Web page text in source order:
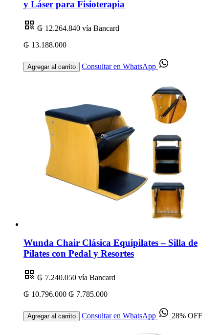
y Láser para Fisioterapia
₲ 12.264.840 vía Bancard
₲ 13.188.000
Agregar al carrito Consultar en WhatsApp
Wunda Chair Clásica Equipilates – Silla de
Pilates con Pedal y Resortes
₲ 7.240.050 vía Bancard
₲ 10.796.000 ₲ 7.785.000
Agregar al carrito Consultar en WhatsApp 28% OFF